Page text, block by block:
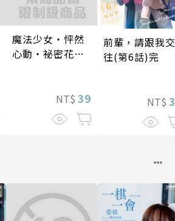
魔法少女・怦然
心動・祕密花招
NT$ 39
前輩，請跟我交
往(第6話)完
NT$